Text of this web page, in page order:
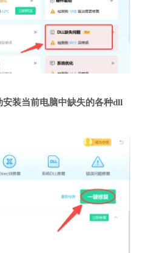
装当前电脑中缺失的各种dll